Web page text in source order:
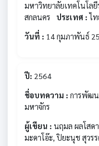
มหาวิทยาลัยเทคโนโล
สกลนคร ประเทศ :ไ
วันที่ : 14 กุมภาพันธ์
ปี: 2564
ชื่อบทความ : การพัฒ
มหาจักร
ผู้เขียน : นฤมล ผลโสด
มะดาโอ๊ะ, ปิยะนุช สุว